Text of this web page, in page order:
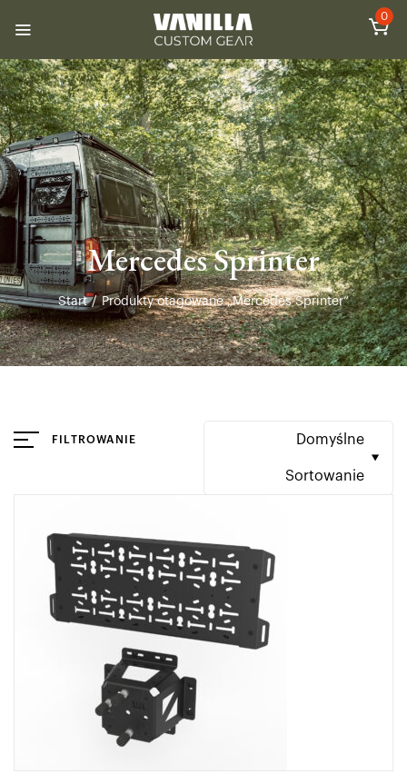
0
Mercedes Sprinter
Start / Produkty otagowane „Mercedes Sprinter”
FILTROWANIE Domyślne
Sortowanie